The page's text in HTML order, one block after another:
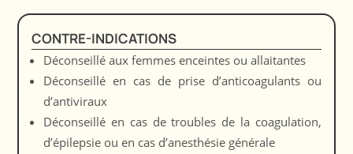
CONTRE-INDICATIONS
Déconseillé aux femmes enceintes ou allaitantes
Déconseillé en cas de prise d’anticoagulants ou
d’antiviraux
Déconseillé en cas de troubles de la coagulation,
d’épilepsie ou en cas d’anesthésie générale